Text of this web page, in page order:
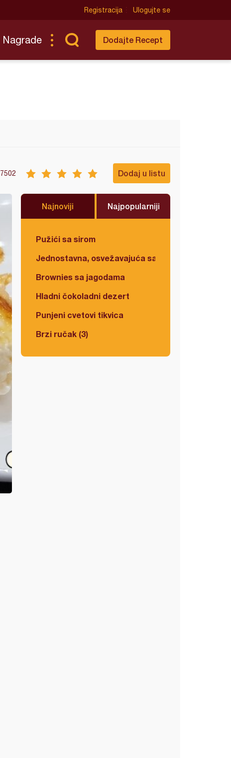
Registracija Ulogujte se
Nagrade Dodajte Recept
7502 Dodaj u listu
Najnoviji Najpopularniji
Pužići sa sirom
Jednostavna, osvežavajuća salata
Brownies sa jagodama
Hladni čokoladni dezert
Punjeni cvetovi tikvica
Brzi ručak (3)